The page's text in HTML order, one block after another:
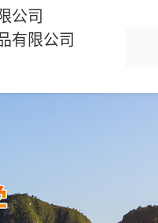
公司
有限公司